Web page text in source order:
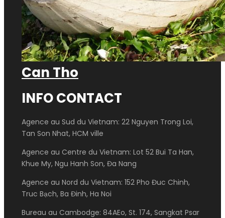
Can Tho
INFO CONTACT
Agence au Sud du Vietnam: 22 Nguyen Trong Loi,
Tan Son Nhat, HCM ville
Agence au Centre du Vietnam: Lot 52 Bui Ta Han,
Khue My, Ngu Hanh Son, Đa Nang
Agence au Nord du Vietnam: 152 Pho Đuc Chinh,
Truc Bạch, Ba Đinh, Ha Noi
Bureau au Cambodge: 84AEo, St. 174, Sangkat Psar